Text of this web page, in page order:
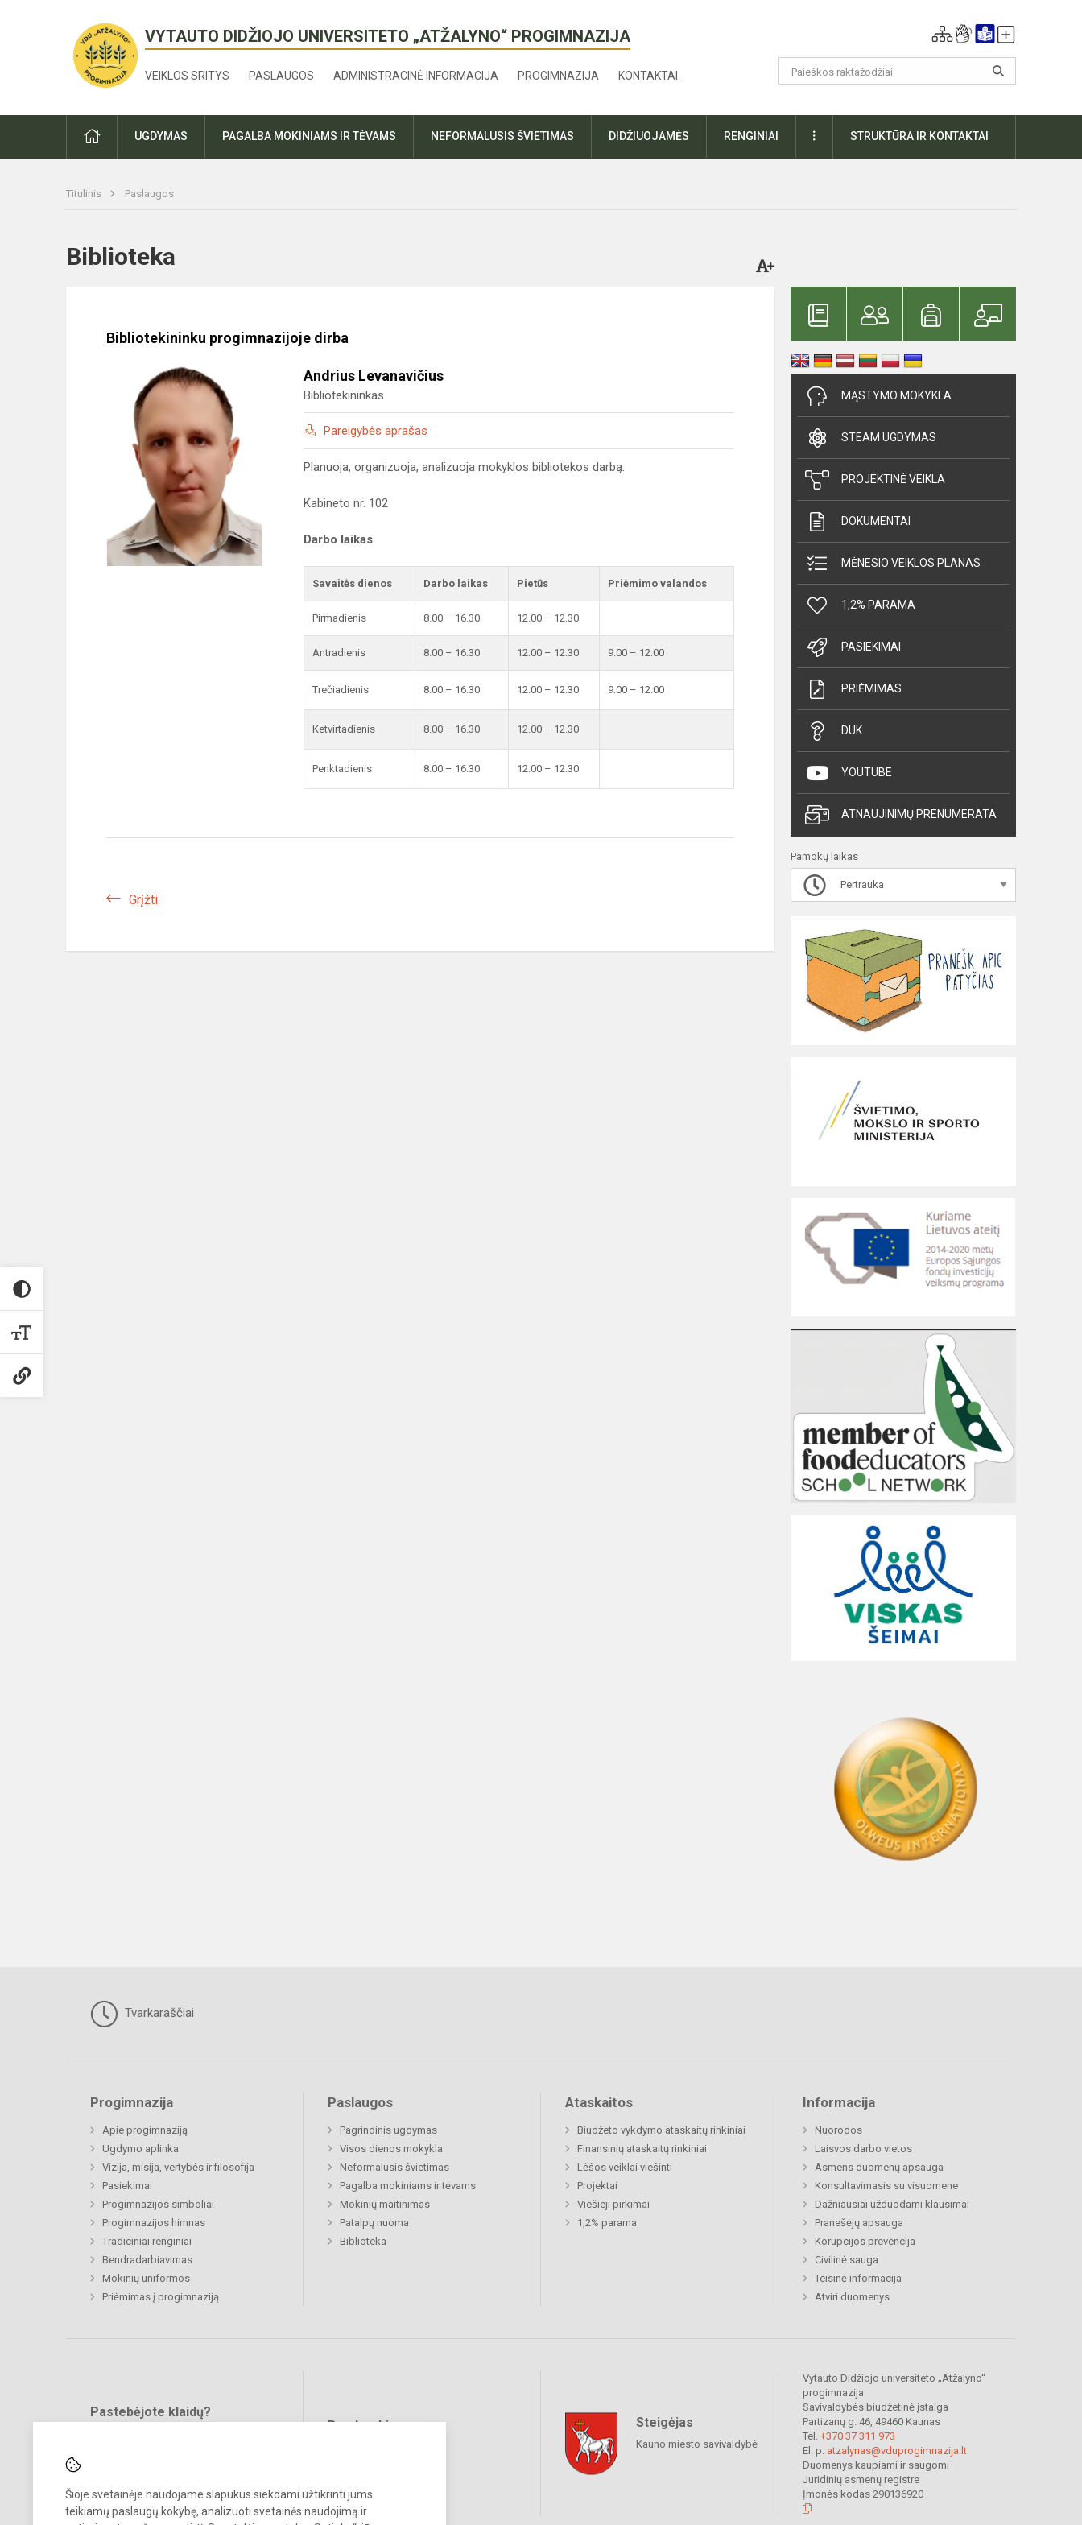
Šioje svetainėje naudojame slapukus siekdami užtikrinti jums
teikiamų paslaugų kokybę, analizuoti svetainės naudojimą ir
VYTAUTO DIDŽIOJO UNIVERSITETO „ATŽALYNO“ PROGIMNAZIJA
VEIKLOS SRITYS PASLAUGOS ADMINISTRACINĖ INFORMACIJA PROGIMNAZIJA KONTAKTAI
PRADŽIAUGDYMAS PAGALBA MOKINIAMS IR TĖVAMS NEFORMALUSIS ŠVIETIMAS DIDŽIUOJAMĖS RENGINIAI DAUGIAUSTRUKTŪRA IR KONTAKTAI
Titulinis Paslaugos
Biblioteka
Bibliotekininku progimnazijoje dirba
Andrius Levanavičius
Bibliotekininkas
Pareigybės aprašas
Planuoja, organizuoja, analizuoja mokyklos bibliotekos darbą.
Kabineto nr. 102
Darbo laikas
Savaitės dienos Darbo laikas Pietūs Priėmimo valandos
Pirmadienis 8.00 – 16.30 12.00 – 12.30
Antradienis 8.00 – 16.30 12.00 – 12.30 9.00 – 12.00
Trečiadienis 8.00 – 16.30 12.00 – 12.30 9.00 – 12.00
Ketvirtadienis 8.00 – 16.30 12.00 – 12.30
Penktadienis 8.00 – 16.30 12.00 – 12.30
Grįžti
MĄSTYMO MOKYKLA
STEAM UGDYMAS
PROJEKTINĖ VEIKLA
DOKUMENTAI
MĖNESIO VEIKLOS PLANAS
1,2% PARAMA
PASIEKIMAI
PRIĖMIMAS
DUK
YOUTUBE
ATNAUJINIMŲ PRENUMERATA
Pamokų laikas
Pertrauka
Tvarkaraščiai
Progimnazija
Apie progimnaziją
Ugdymo aplinka
Vizija, misija, vertybės ir filosofija
Pasiekimai
Progimnazijos simboliai
Progimnazijos himnas
Tradiciniai renginiai
Bendradarbiavimas
Mokinių uniformos
Priėmimas į progimnaziją
Paslaugos
Pagrindinis ugdymas
Visos dienos mokykla
Neformalusis švietimas
Pagalba mokiniams ir tėvams
Mokinių maitinimas
Patalpų nuoma
Biblioteka
Ataskaitos
Biudžeto vykdymo ataskaitų rinkiniai
Finansinių ataskaitų rinkiniai
Lėšos veiklai viešinti
Projektai
Viešieji pirkimai
1,2% parama
Informacija
Nuorodos
Laisvos darbo vietos
Asmens duomenų apsauga
Konsultavimasis su visuomene
Dažniausiai užduodami klausimai
Pranešėjų apsauga
Korupcijos prevencija
Civilinė sauga
Teisinė informacija
Atviri duomenys
Pastebėjote klaidų?
Bendraukime Steigėjas
Kauno miesto savivaldybė
Vytauto Didžiojo universiteto „Atžalyno“
progimnazija
Savivaldybės biudžetinė įstaiga
Partizanų g. 46, 49460 Kaunas
Tel. +370 37 311 973
El. p. atzalynas@vduprogimnazija.lt
Duomenys kaupiami ir saugomi
Juridinių asmenų registre
Įmonės kodas 290136920